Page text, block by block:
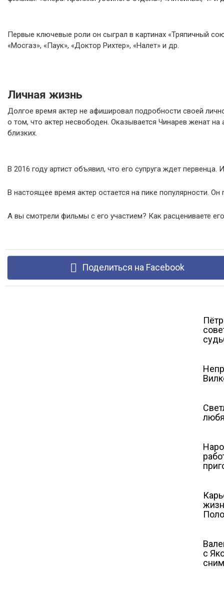
Первые ключевые роли он сыграл в картинах «Тряпичный
«Мосгаз», «Паук», «Доктор Рихтер», «Налет» и др.
Личная жизнь
Долгое время актер не афишировал подробности своей
о том, что актер несвободен. Оказывается Чинарев женат
близких.
В 2016 году артист объявил, что его супруга ждет первенца.
В настоящее время актер остается на пике популярности.
А вы смотрели фильмы с его участием? Как расцениваете
Поделиться на Facebook
с